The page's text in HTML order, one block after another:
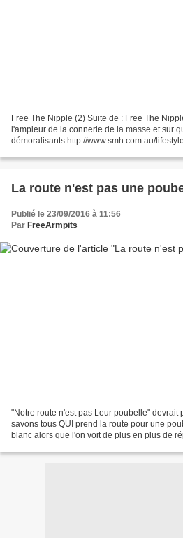
Free The Nipple (2) Suite de : Free The
l'ampleur de la connerie de la masse et sur
démoralisants http://www.smh.com.au/
zrvng.html...
La route n'est pas une
Publié le 23/09/2016 à 11:56
Par FreeArmpits
"Notre route n'est pas Leur poubelle" devrait
savons tous QUI prend la route pour une
blanc alors que l'on voit de plus en plus de